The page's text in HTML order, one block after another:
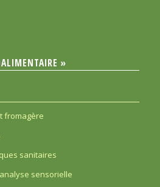
»
fromagère
sanitaires
sensorielle